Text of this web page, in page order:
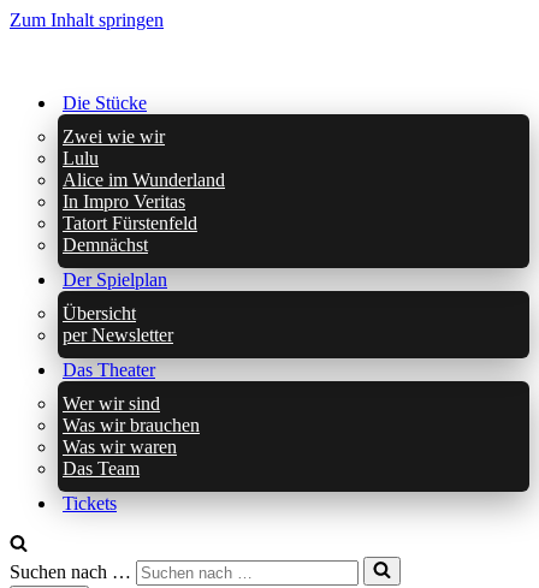
Zum Inhalt springen
Die Stücke
Zwei wie wir
Lulu
Alice im Wunderland
In Impro Veritas
Tatort Fürstenfeld
Demnächst
Der Spielplan
Übersicht
per Newsletter
Das Theater
Wer wir sind
Was wir brauchen
Was wir waren
Das Team
Tickets
Suchen nach …